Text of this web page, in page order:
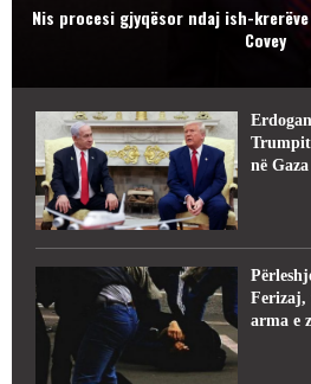
Nis procesi gjyqësor ndaj ish-
Covey
në Gaza
Ferizaj,
arma e